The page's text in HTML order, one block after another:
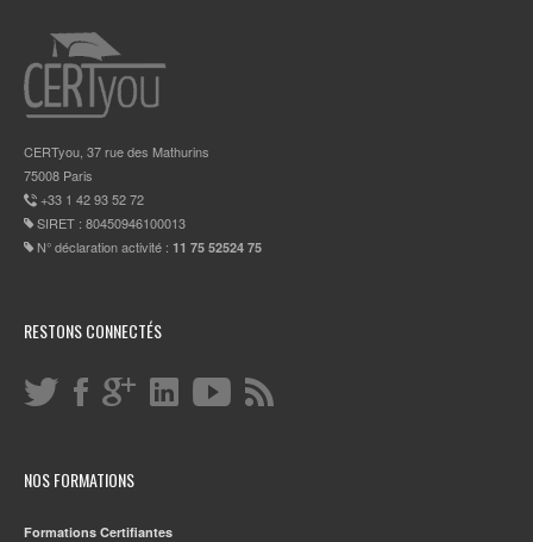
CERTyou, 37 rue des Mathurins
75008 Paris
+33 1 42 93 52 72
SIRET : 80450946100013
N° déclaration activité : 11 75 52524 75
RESTONS CONNECTÉS
NOS FORMATIONS
Formations Certifiantes